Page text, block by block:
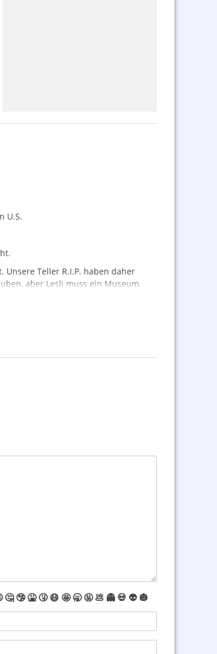
U.S.
Teller R.I.P. haben daher
aber Lesli muss ein Museum
Die Zusammenstellungen gibt es
viele Artikel noch mit Brands wie
Raritäten dabei sein.
🤔 🤥 🤮 🤧 😷 🤩 🥱 🤬 💩 👻 💀 👽 🎃